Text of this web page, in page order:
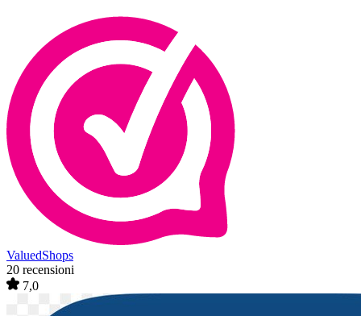
ValuedShops
20 recensioni
7,0